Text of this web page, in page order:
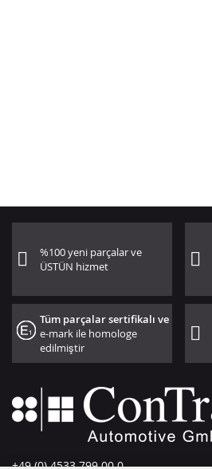
%100 yeni parçalar ve
ÜSTÜN hizmet
Tüm parçalar sertifikalı ve
e-mark ile homologe
edilmiştir
+49 (0) 4533 799 00 0